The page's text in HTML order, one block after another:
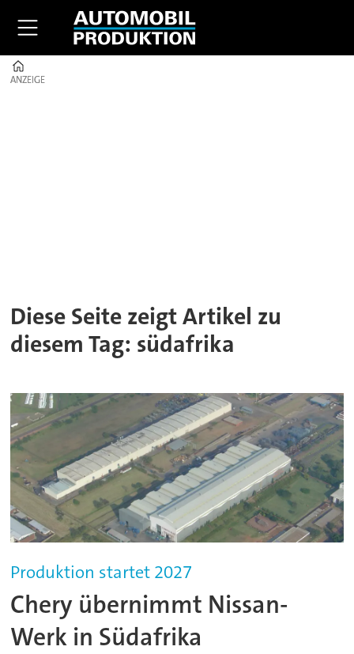
ANZEIGE
ANZEIGE
Diese Seite zeigt Artikel zu
diesem Tag: südafrika
Produktion startet 2027
Chery übernimmt Nissan-
Werk in Südafrika